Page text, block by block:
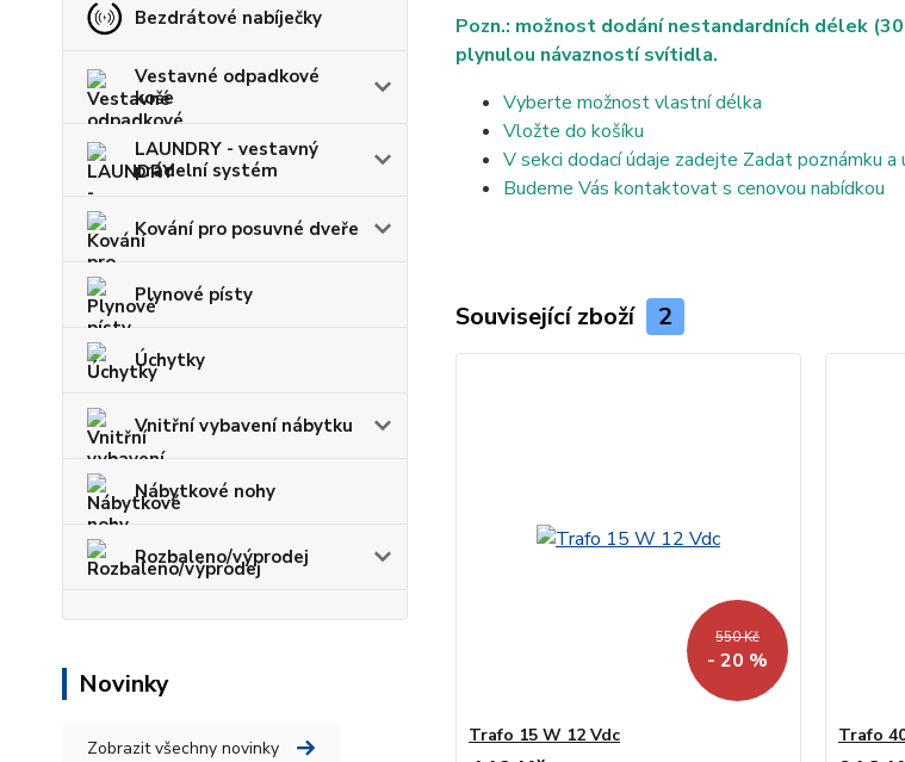
Bezdrátové nabíječky
Vestavné odpadkové
koše
LAUNDRY - vestavný
prádelní systém
Kování pro posuvné dveře
Plynové písty
Úchytky
Vnitřní vybavení nábytku
Nábytkové nohy
Rozbaleno/výprodej
Novinky
Zobrazit všechny novinky
Pozn.: možnost dodání nestandardních délek
plynulou návazností svítidla.
Vyberte možnost vlastní délka
Vložte do košíku
V sekci dodací údaje zadejte Zadat poznámku
Budeme Vás kontaktovat s cenovou nabídkou
Související zboží 2
550 Kč
- 20 %
Trafo 15 W 12 Vdc Trafo